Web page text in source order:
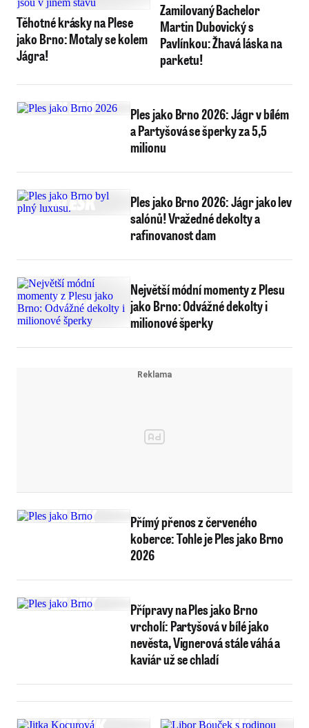
Těhotné krásky na Plese
jako Brno: Motaly se kolem
Jágra!
Zamilovaný Bachelor
Martin Dubovický s
Pavlínkou: Žhavá láska na
parketu!
Ples jako Brno 2026: Jágr v bílém
a Partyšová se šperky za 5,5
milionu
Ples jako Brno 2026: Jágr jako lev
salónů! Vražedné dekolty a
rafinovanost dam
Největší módní momenty z Plesu
jako Brno: Odvážné dekolty i
milionové šperky
Přímý přenos z červeného
koberce: Tohle je Ples jako Brno
2026
Přípravy na Ples jako Brno
vrcholí: Partyšová v bílé jako
nevěsta, Vignerová stále váhá a
kaviár už se chladí